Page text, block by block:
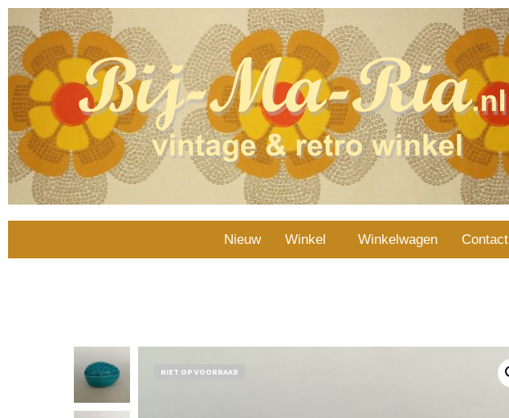
Nieuw Winkel Winkelwagen Contact
NIET OP VOORRAAD